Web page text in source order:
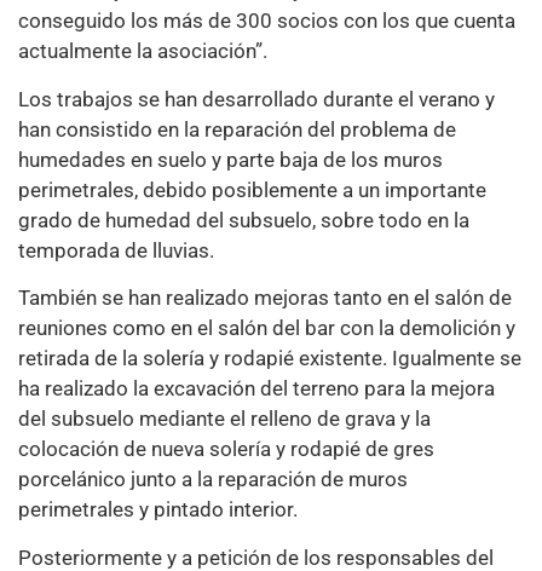
conseguido los más de 300 socios con los que cuenta
actualmente la asociación”.
Los trabajos se han desarrollado durante el verano y
han consistido en la reparación del problema de
humedades en suelo y parte baja de los muros
perimetrales, debido posiblemente a un importante
grado de humedad del subsuelo, sobre todo en la
temporada de lluvias.
También se han realizado mejoras tanto en el salón de
reuniones como en el salón del bar con la demolición y
retirada de la solería y rodapié existente. Igualmente se
ha realizado la excavación del terreno para la mejora
del subsuelo mediante el relleno de grava y la
colocación de nueva solería y rodapié de gres
porcelánico junto a la reparación de muros
perimetrales y pintado interior.
Posteriormente y a petición de los responsables del